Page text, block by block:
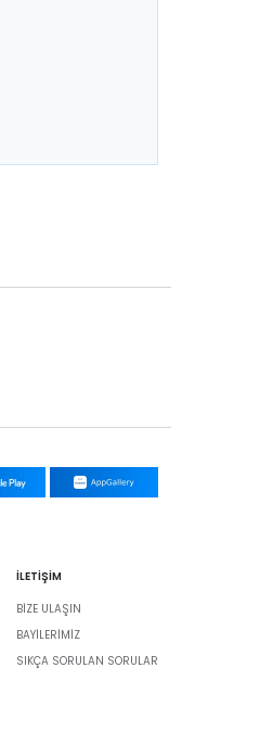
İLETİŞİM
BIZE ULAŞIN
BAYILERIMIZ
SIKÇA SORULAN SORULAR